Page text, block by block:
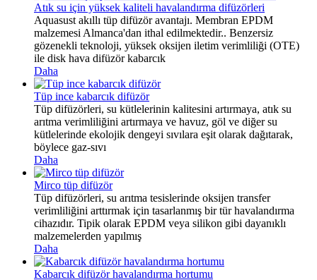
Atık su için yüksek kaliteli havalandırma difüzörleri
Aquasust akıllı tüp difüzör avantajı. Membran EPDM
malzemesi Almanca'dan ithal edilmektedir.. Benzersiz
gözenekli teknoloji, yüksek oksijen iletim verimliliği (OTE)
ile disk hava difüzör kabarcık
Daha
Tüp ince kabarcık difüzör
Tüp difüzörleri, su kütlelerinin kalitesini artırmaya, atık su
arıtma verimliliğini artırmaya ve havuz, göl ve diğer su
kütlelerinde ekolojik dengeyi sıvılara eşit olarak dağıtarak,
böylece gaz-sıvı
Daha
Mirco tüp difüzör
Tüp difüzörleri, su arıtma tesislerinde oksijen transfer
verimliliğini arttırmak için tasarlanmış bir tür havalandırma
cihazıdır. Tipik olarak EPDM veya silikon gibi dayanıklı
malzemelerden yapılmış
Daha
Kabarcık difüzör havalandırma hortumu